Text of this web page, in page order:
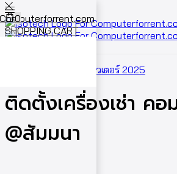
0
SHOPPING CART
ผลงานเช่าคอมพิวเตอร์ 2025
ติดตั้งเครื่องเช่า คอ
@สัมมนา